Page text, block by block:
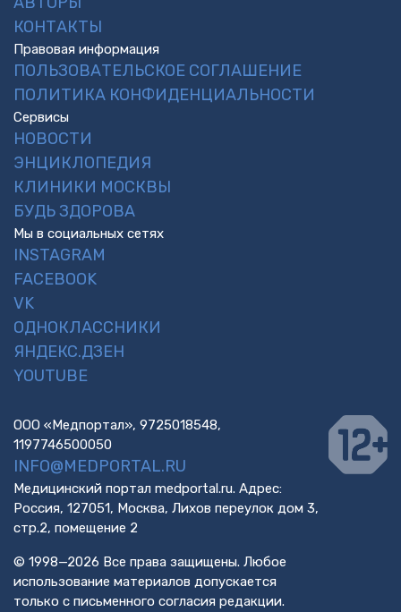
КОНТАКТЫ
Правовая информация
ПОЛЬЗОВАТЕЛЬСКОЕ СОГЛАШЕНИЕ
ПОЛИТИКА КОНФИДЕНЦИАЛЬНОСТИ
Сервисы
НОВОСТИ
ЭНЦИКЛОПЕДИЯ
КЛИНИКИ МОСКВЫ
БУДЬ ЗДОРОВА
Мы в социальных сетях
INSTAGRAM
FACEBOOK
VK
ОДНОКЛАССНИКИ
ЯНДЕКС.ДЗЕН
YOUTUBE
ООО «Медпортал», 9725018548,
1197746500050
INFO@MEDPORTAL.RU
Медицинский портал medportal.ru. Адрес:
Россия, 127051, Москва, Лихов переулок дом 3,
стр.2, помещение 2
© 1998—2026 Все права защищены. Любое
использование материалов допускается
только с письменного согласия редакции.